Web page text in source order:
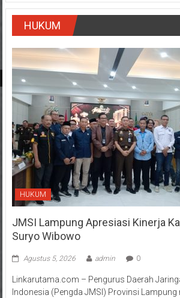
HUKUM
HUKUM
JMSI Lampung Apresiasi Kinerja
Suryo Wibowo
Agustus 5, 2026 admin 0
Linkarutama.com – Pengurus Daerah
Indonesia (Pengda JMSI) Provinsi